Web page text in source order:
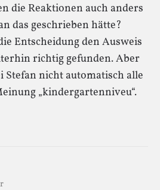
die Reaktionen auch anders
das geschrieben hätte?
Entscheidung den Ausweis
richtig gefunden. Aber
Stefan nicht automatisch alle
„kindergartenniveu“.